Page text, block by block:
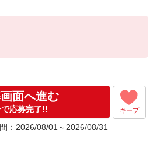
時給1375円
円
たり＋100円
8:00）時給＋200円
面へ進む
で応募完了!! キープ
：2026/08/01～2026/08/31